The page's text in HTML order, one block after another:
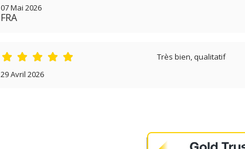
07 Mai 2026
FRA
29 Avril 2026
Très bien, qualitatif